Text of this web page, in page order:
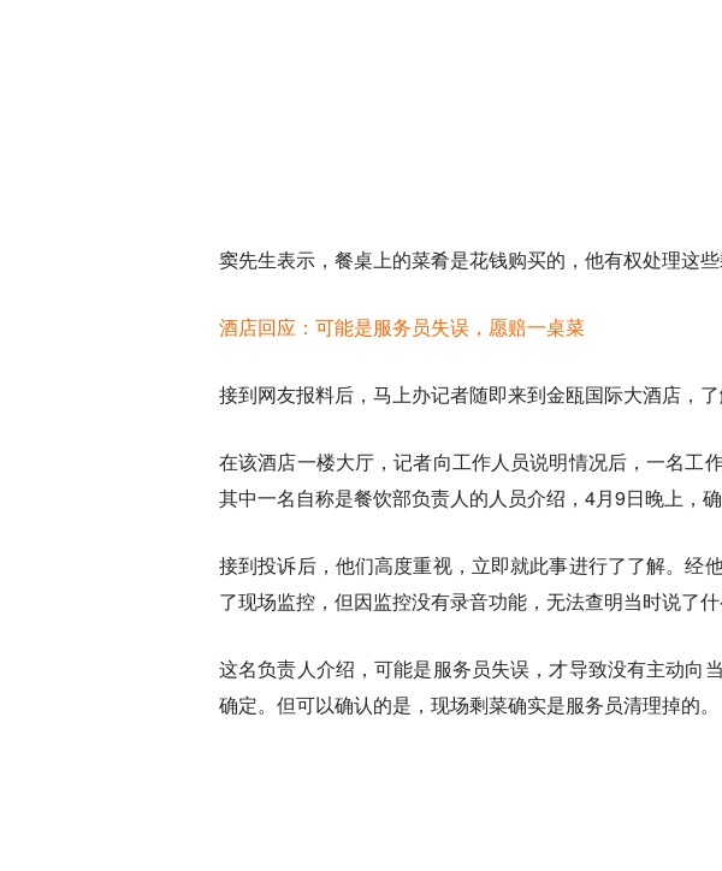
窦先生表示，餐桌上的菜肴是花钱购买的，他有权处理这
酒店回应：可能是服务员失误，愿赔一桌菜
接到网友报料后，马上办记者随即来到金瓯国际大酒店，了
在该酒店一楼大厅，记者向工作人员说明情况后，一名工
其中一名自称是餐饮部负责人的人员介绍，4月9日晚上，
接到投诉后，他们高度重视，立即就此事进行了了解。经
了现场监控，但因监控没有录音功能，无法查明当时说了什
这名负责人介绍，可能是服务员失误，才导致没有主动向
确定。但可以确认的是，现场剩菜确实是服务员清理掉的。